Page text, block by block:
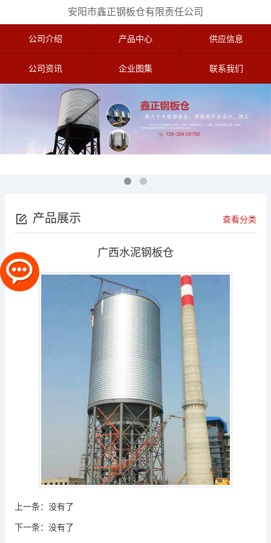
安阳市鑫正钢板仓有限责任公司
公司介绍 产品中心 供应信息
公司资讯 企业图集 联系我们
产品展示 查看分类
广西水泥钢板仓
上一条： 没有了
下一条： 没有了